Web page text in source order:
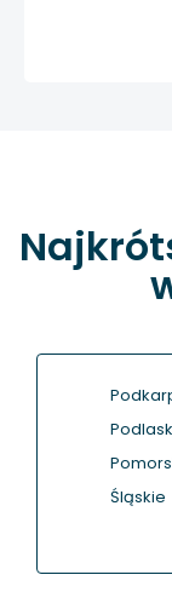
Śląskie